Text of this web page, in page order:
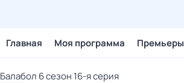
Главная Моя программа
Балабол 6 сезон 16-я серия